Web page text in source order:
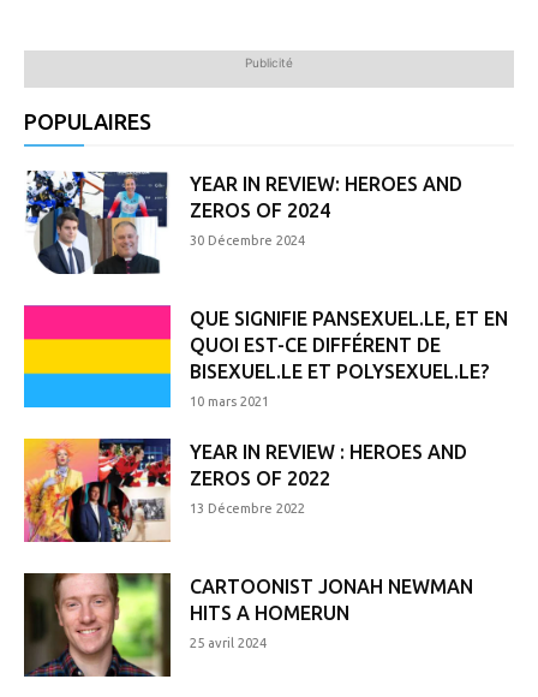
Publicité
POPULAIRES
YEAR IN REVIEW: HEROES AND
ZEROS OF 2024
30 Décembre 2024
QUE SIGNIFIE PANSEXUEL.LE, ET EN
QUOI EST-CE DIFFÉRENT DE
BISEXUEL.LE ET POLYSEXUEL.LE?
10 mars 2021
YEAR IN REVIEW : HEROES AND
ZEROS OF 2022
13 Décembre 2022
CARTOONIST JONAH NEWMAN
HITS A HOMERUN
25 avril 2024